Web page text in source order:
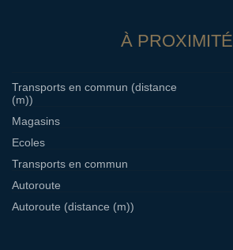
À PROXIMITÉ
Transports en commun (distance
(m))
Magasins
Ecoles
Transports en commun
Autoroute
Autoroute (distance (m))